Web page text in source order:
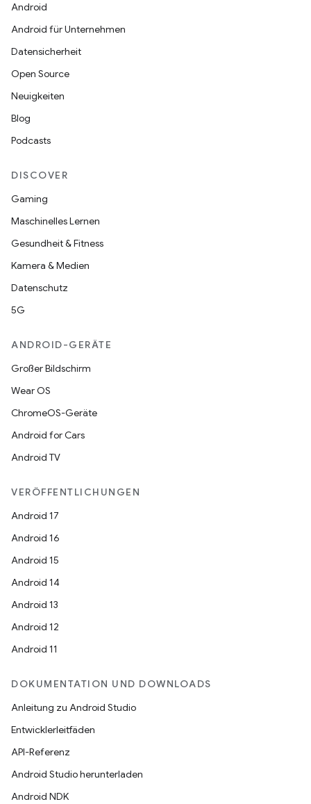
Android
Android für Unternehmen
Datensicherheit
Open Source
Neuigkeiten
Blog
Podcasts
DISCOVER
Gaming
Maschinelles Lernen
Gesundheit & Fitness
Kamera & Medien
Datenschutz
5G
ANDROID-GERÄTE
Großer Bildschirm
Wear OS
ChromeOS-Geräte
Android for Cars
Android TV
VERÖFFENTLICHUNGEN
Android 17
Android 16
Android 15
Android 14
Android 13
Android 12
Android 11
DOKUMENTATION UND DOWNLOADS
Anleitung zu Android Studio
Entwicklerleitfäden
API-Referenz
Android Studio herunterladen
Android NDK